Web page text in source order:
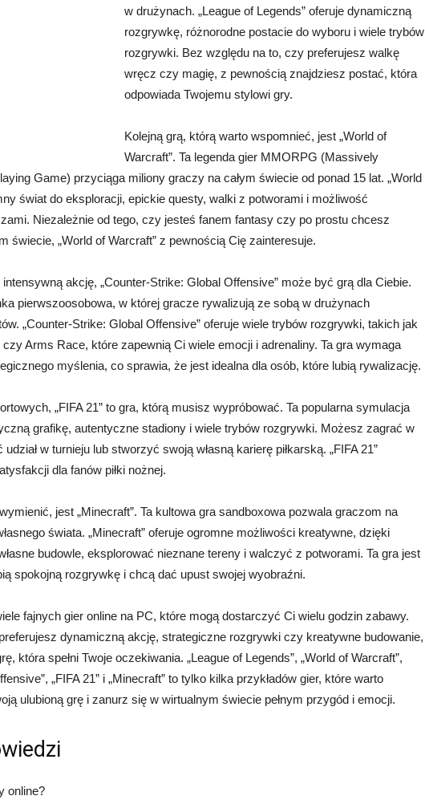
w drużynach. „League of Legends” oferuje dynamiczną
rozgrywkę, różnorodne postacie do wyboru i wiele trybów
rozgrywki. Bez względu na to, czy preferujesz walkę
wręcz czy magię, z pewnością znajdziesz postać, która
odpowiada Twojemu stylowi gry.
Kolejną grą, którą warto wspomnieć, jest „World of
Warcraft”. Ta legenda gier MMORPG (Massively
Game) przyciąga miliony graczy na całym świecie od ponad 15 lat. „World
świat do eksploracji, epickie questy, walki z potworami i możliwość
Niezależnie od tego, czy jesteś fanem fantasy czy po prostu chcesz
świecie, „World of Warcraft” z pewnością Cię zainteresuje.
akcję, „Counter-Strike: Global Offensive” może być grą dla Ciebie.
pierwszoosobowa, w której gracze rywalizują ze sobą w drużynach
„Counter-Strike: Global Offensive” oferuje wiele trybów rozgrywki, takich jak
Arms Race, które zapewnią Ci wiele emocji i adrenaliny. Ta gra wymaga
myślenia, co sprawia, że jest idealna dla osób, które lubią rywalizację.
„FIFA 21” to gra, którą musisz wypróbować. Ta popularna symulacja
grafikę, autentyczne stadiony i wiele trybów rozgrywki. Możesz zagrać w
w turnieju lub stworzyć swoją własną karierę piłkarską. „FIFA 21”
dla fanów piłki nożnej.
jest „Minecraft”. Ta kultowa gra sandboxowa pozwala graczom na
świata. „Minecraft” oferuje ogromne możliwości kreatywne, dzięki
budowle, eksplorować nieznane tereny i walczyć z potworami. Ta gra jest
spokojną rozgrywkę i chcą dać upust swojej wyobraźni.
fajnych gier online na PC, które mogą dostarczyć Ci wielu godzin zabawy.
dynamiczną akcję, strategiczne rozgrywki czy kreatywne budowanie,
która spełni Twoje oczekiwania. „League of Legends”, „World of Warcraft”,
„FIFA 21” i „Minecraft” to tylko kilka przykładów gier, które warto
ulubioną grę i zanurz się w wirtualnym świecie pełnym przygód i emocji.
online?